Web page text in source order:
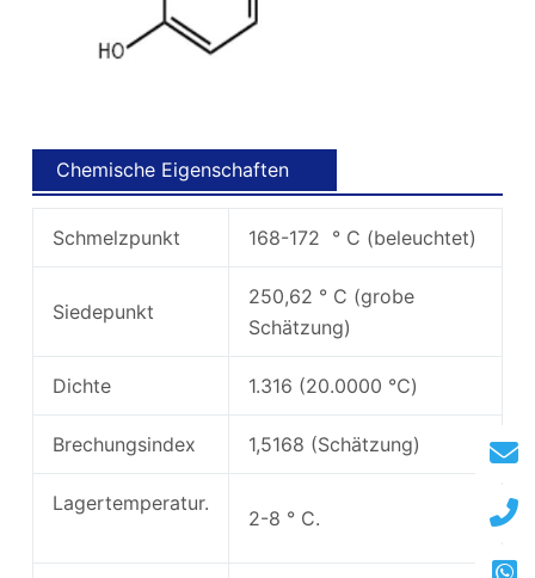
Chemische Eigenschaften
Schmelzpunkt 168-172 ° C (beleuchtet)
Siedepunkt
250,62 ° C (grobe
Schätzung)
Dichte 1.316 (20.0000 ℃)
Brechungsindex 1,5168 (Schätzung)
Lagertemperatur.
2-8 ° C.